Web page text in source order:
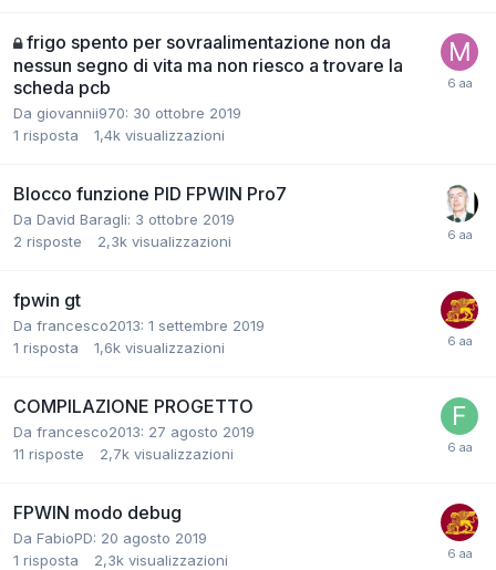
frigo spento per sovraalimentazione non da
nessun segno di vita ma non riesco a trovare la
scheda pcb
Da giovannii970: 30 ottobre 2019
1 risposta 1,4k visualizzazioni
Blocco funzione PID FPWIN Pro7
Da David Baragli: 3 ottobre 2019
2 risposte 2,3k visualizzazioni
fpwin gt
Da francesco2013: 1 settembre 2019
1 risposta 1,6k visualizzazioni
COMPILAZIONE PROGETTO
Da francesco2013: 27 agosto 2019
11 risposte 2,7k visualizzazioni
FPWIN modo debug
Da FabioPD: 20 agosto 2019
1 risposta 2,3k visualizzazioni